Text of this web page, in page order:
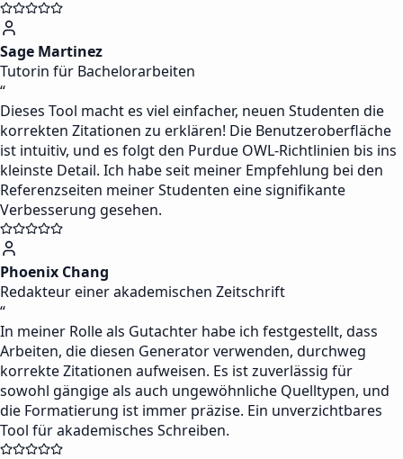
Sage Martinez
Tutorin für Bachelorarbeiten
“
Dieses Tool macht es viel einfacher, neuen Studenten die
korrekten Zitationen zu erklären! Die Benutzeroberfläche
ist intuitiv, und es folgt den Purdue OWL-Richtlinien bis ins
kleinste Detail. Ich habe seit meiner Empfehlung bei den
Referenzseiten meiner Studenten eine signifikante
Verbesserung gesehen.
Phoenix Chang
Redakteur einer akademischen Zeitschrift
“
In meiner Rolle als Gutachter habe ich festgestellt, dass
Arbeiten, die diesen Generator verwenden, durchweg
korrekte Zitationen aufweisen. Es ist zuverlässig für
sowohl gängige als auch ungewöhnliche Quelltypen, und
die Formatierung ist immer präzise. Ein unverzichtbares
Tool für akademisches Schreiben.